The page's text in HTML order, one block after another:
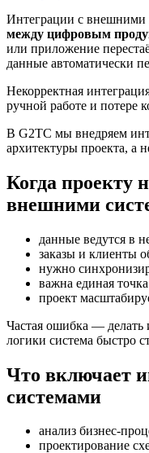
Интеграции с
между цифровым
или приложение
данные автоматически
Некорректная
ручной работе и потере
В G2TC мы внедряем
архитектуры проекта, а
Когда проекту
внешними
данные ведутся в
заказы и клиенты
нужно
важна единая
проект
Частая ошибка — делать
логики система быстро
Что включает
системами
анализ бизнес-
проектирование